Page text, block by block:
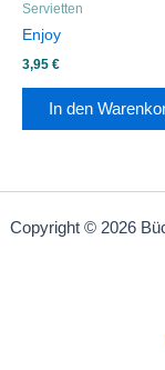
Servietten
Enjoy
3,95 €
In den
Copyright © 2026